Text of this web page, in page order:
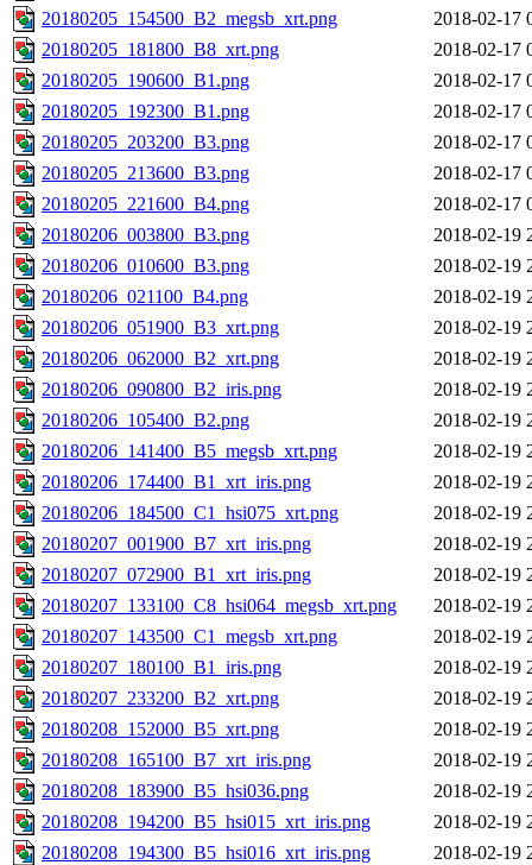
20180205_154500_B2_megsb_xrt.png
2018-02-17
20180205_181800_B8_xrt.png
2018-02-17
20180205_190600_B1.png
2018-02-17
20180205_192300_B1.png
2018-02-17
20180205_203200_B3.png
2018-02-17
20180205_213600_B3.png
2018-02-17
20180205_221600_B4.png
2018-02-17
20180206_003800_B3.png
2018-02-19
20180206_010600_B3.png
2018-02-19
20180206_021100_B4.png
2018-02-19
20180206_051900_B3_xrt.png
2018-02-19
20180206_062000_B2_xrt.png
2018-02-19
20180206_090800_B2_iris.png
2018-02-19
20180206_105400_B2.png
2018-02-19
20180206_141400_B5_megsb_xrt.png
2018-02-19
20180206_174400_B1_xrt_iris.png
2018-02-19
20180206_184500_C1_hsi075_xrt.png
2018-02-19
20180207_001900_B7_xrt_iris.png
2018-02-19
20180207_072900_B1_xrt_iris.png
2018-02-19
20180207_133100_C8_hsi064_megsb_xrt.png
2018-02-19
20180207_143500_C1_megsb_xrt.png
2018-02-19
20180207_180100_B1_iris.png
2018-02-19
20180207_233200_B2_xrt.png
2018-02-19
20180208_152000_B5_xrt.png
2018-02-19
20180208_165100_B7_xrt_iris.png
2018-02-19
20180208_183900_B5_hsi036.png
2018-02-19
20180208_194200_B5_hsi015_xrt_iris.png
2018-02-19
20180208_194300_B5_hsi016_xrt_iris.png
2018-02-19